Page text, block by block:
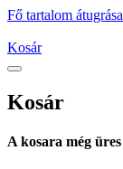
Fő tartalom átugrása
Kosár
Kosár
A kosara még üres